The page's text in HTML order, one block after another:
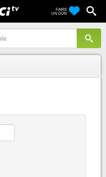
FAIRE
UN DON